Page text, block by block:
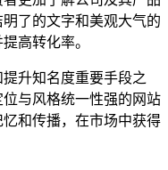
了的文字和美观大气的
高转化率。
升知名度重要手段之
与风格统一性强的网站
和传播，在市场中获得